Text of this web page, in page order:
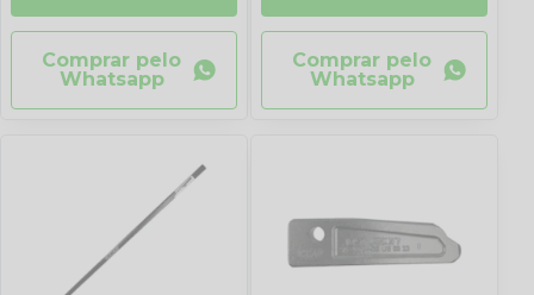
Comprar pelo
Whatsapp
Comprar pelo
Whatsapp